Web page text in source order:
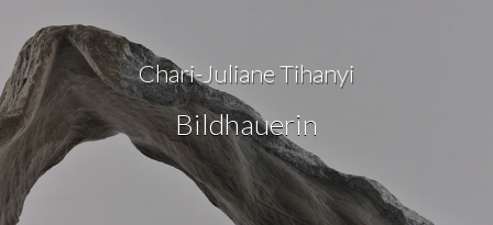
Chari-Juliane Tihanyi
Bildhauerin